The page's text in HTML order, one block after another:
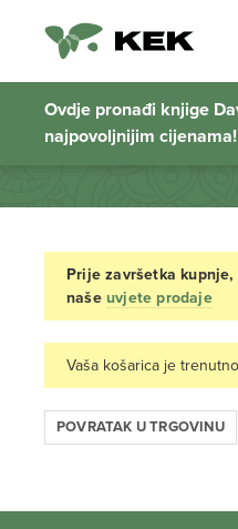
Ovdje pronađi knjige
najpovoljnijim cijenama!
Košarica
Početna stranica
Prije završetka
naše uvjete prodaje
Vaša košarica je
POVRATAK U TRGOVINU